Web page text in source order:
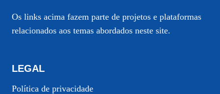
Os links acima fazem parte de projetos e plataformas
relacionados aos temas abordados neste site.
LEGAL
Política de privacidade